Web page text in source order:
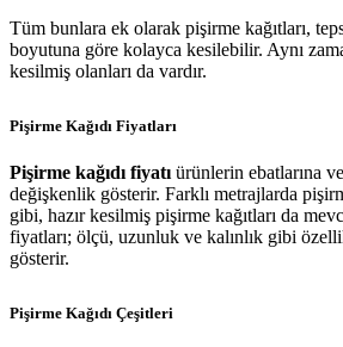
Tüm bunlara ek olarak pişirme kağıtları,
boyutuna göre kolayca kesilebilir. Aynı
kesilmiş olanları da vardır.
Pişirme Kağıdı Fiyatları
Pişirme kağıdı fiyatı ürünlerin ebatlarına
değişkenlik gösterir. Farklı metrajlarda
gibi, hazır kesilmiş pişirme kağıtları da
fiyatları; ölçü, uzunluk ve kalınlık gibi
gösterir.
Pişirme Kağıdı Çeşitleri